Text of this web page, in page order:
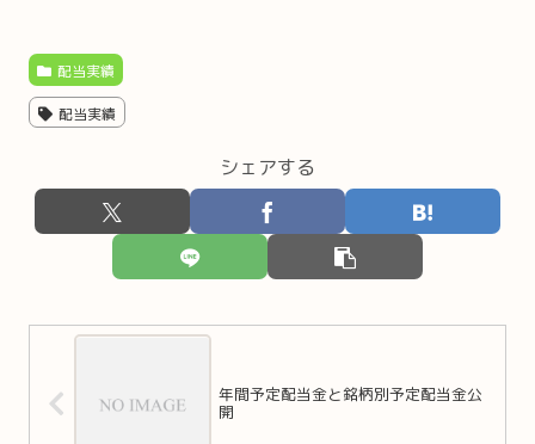
配当実績
配当実績
シェアする
年間予定配当金と銘柄別予定配当金公
開